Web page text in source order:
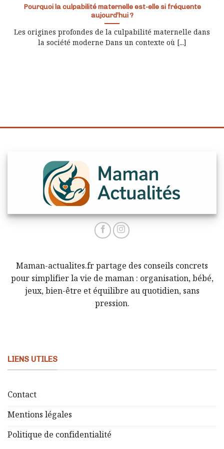
Pourquoi la culpabilité maternelle est-elle si fréquente
aujourd’hui ?
Les origines profondes de la culpabilité maternelle dans
la société moderne Dans un contexte où [...]
Maman-actualites.fr partage des conseils concrets
pour simplifier la vie de maman : organisation, bébé,
jeux, bien-être et équilibre au quotidien, sans
pression.
LIENS UTILES
Contact
Mentions légales
Politique de confidentialité